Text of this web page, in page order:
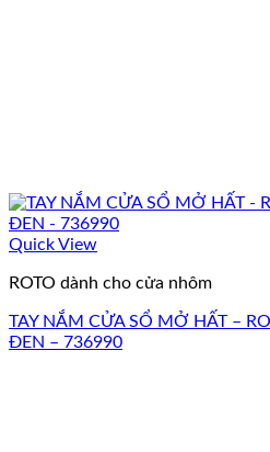
Quick View
ROTO dành cho cửa nhôm
TAY NẮM CỬA SỔ MỞ HẤT –
ĐEN – 736990